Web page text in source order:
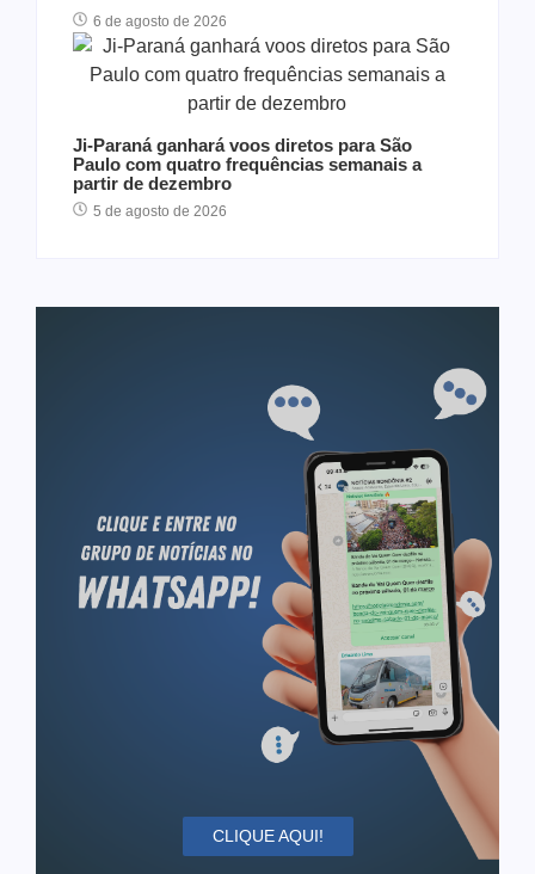
6 de agosto de 2026
Ji-Paraná ganhará voos diretos para São
Paulo com quatro frequências semanais a
partir de dezembro
5 de agosto de 2026
CLIQUE AQUI!